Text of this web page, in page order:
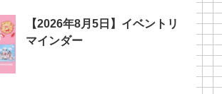
【2026年8月5日】イベントリ
マインダー